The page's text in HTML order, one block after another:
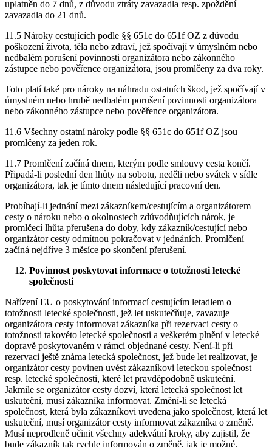
uplatněn do 7 dnů, z důvodu ztráty zavazadla resp. zpoždění
zavazadla do 21 dnů.
11.5 Nároky cestujících podle §§ 651c do 651f OZ z důvodu
poškození života, těla nebo zdraví, jež spočívají v úmyslném nebo
nedbalém porušení povinnosti organizátora nebo zákonného
zástupce nebo pověřence organizátora, jsou promlčeny za dva roky.
Toto platí také pro nároky na náhradu ostatních škod, jež spočívají v
úmyslném nebo hrubě nedbalém porušení povinnosti organizátora
nebo zákonného zástupce nebo pověřence organizátora.
11.6 Všechny ostatní nároky podle §§ 651c do 651f OZ jsou
promlčeny za jeden rok.
11.7 Promlčení začíná dnem, kterým podle smlouvy cesta končí.
Připadá-li poslední den lhůty na sobotu, neděli nebo svátek v sídle
organizátora, tak je tímto dnem následující pracovní den.
Probíhají-li jednání mezi zákazníkem/cestujícím a organizátorem
cesty o nároku nebo o okolnostech zdůvodňujících nárok, je
promlčecí lhůta přerušena do doby, kdy zákazník/cestující nebo
organizátor cesty odmítnou pokračovat v jednáních. Promlčení
začíná nejdříve 3 měsíce po skončení přerušení.
Povinnost poskytovat informace o totožnosti letecké
společnosti
Nařízení EU o poskytování informací cestujícím letadlem o
totožnosti letecké společnosti, jež let uskutečňuje, zavazuje
organizátora cesty informovat zákazníka při rezervaci cesty o
totožnosti takovéto letecké společnosti a veškerém plnění v letecké
dopravě poskytovaném v rámci objednané cesty. Není-li při
rezervaci ještě známa letecká společnost, jež bude let realizovat, je
organizátor cesty povinen uvést zákazníkovi leteckou společnost
resp. letecké společnosti, které let pravděpodobně uskuteční.
Jakmile se organizátor cesty dozví, která letecká společnost let
uskuteční, musí zákazníka informovat. Změní-li se letecká
společnost, která byla zákazníkovi uvedena jako společnost, která let
uskuteční, musí organizátor cesty informovat zákazníka o změně.
Musí neprodleně učinit všechny adekvátní kroky, aby zajistil, že
bude zákazník tak rychle informován o změně, jak je možné.